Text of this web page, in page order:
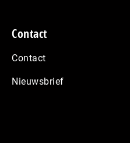
Contact
Contact
Nieuwsbrief